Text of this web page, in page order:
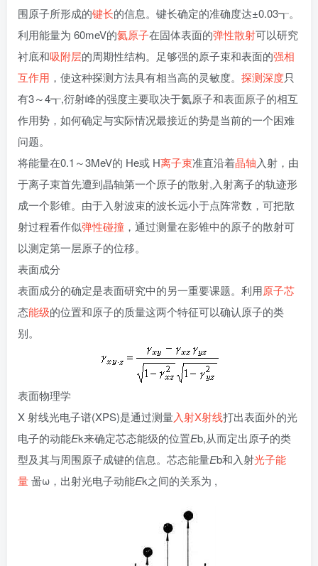
围原子所形成的键长的信息。键长确定的准确度达±0.03┱。
利用能量为 60meV的氦原子在固体表面的弹性散射可以研究
衬底和吸附层的周期性结构。足够强的原子束和表面的强相
互作用 ，使这种探测方法具有相当高的灵敏度。 探测深度只
有3～4┱,衍射峰的强度主要取决于氦原子和表面原子的相互
作用势，如何确定与实际情况最接近的势是当前的一个困难
问题。
将能量在0.1～3MeV的 He或 H离子束准直沿着晶轴入射，由
于离子束首先遭到晶轴第一个原子的散射,入射离子的轨迹形
成一个影锥。由于入射波束的波长远小于点阵常数，可把散
射过程看作似弹性碰撞 ，通过测量在影锥中的原子的散射可
以测定第一层原子的位移。
表面成分
表面成分的确定是表面研究中的另一重要课题。利用原子芯
态能级的位置和原子的质量这两个特征可以确认原子的类
别。
表面物理学
X 射线光电子谱(XPS)是通过测量入射X射线打出表面外的光
电子的动能Ek来确定芯态能级的位置Eb,从而定出原子的类
型及其与周围原子成键的信息。芯态能量Eb和入射光子能
量啚ω，出射光电子动能Ek之间的关系为 ,